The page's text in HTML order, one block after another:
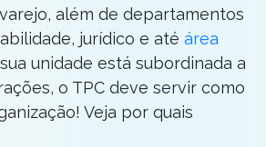
além de departamentos
jurídico e até área
unidade está subordinada a
o TPC deve servir como
Veja por quais